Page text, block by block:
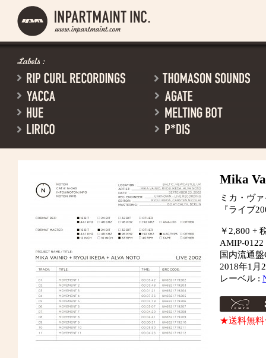
Mika
ミカ・ヴ
『ライブ
￥2,800 +
AMIP-0122
国内流通盤
2018年1月
レーベル :
★送料無料